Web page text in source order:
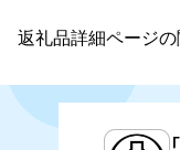
返礼品詳細ページ